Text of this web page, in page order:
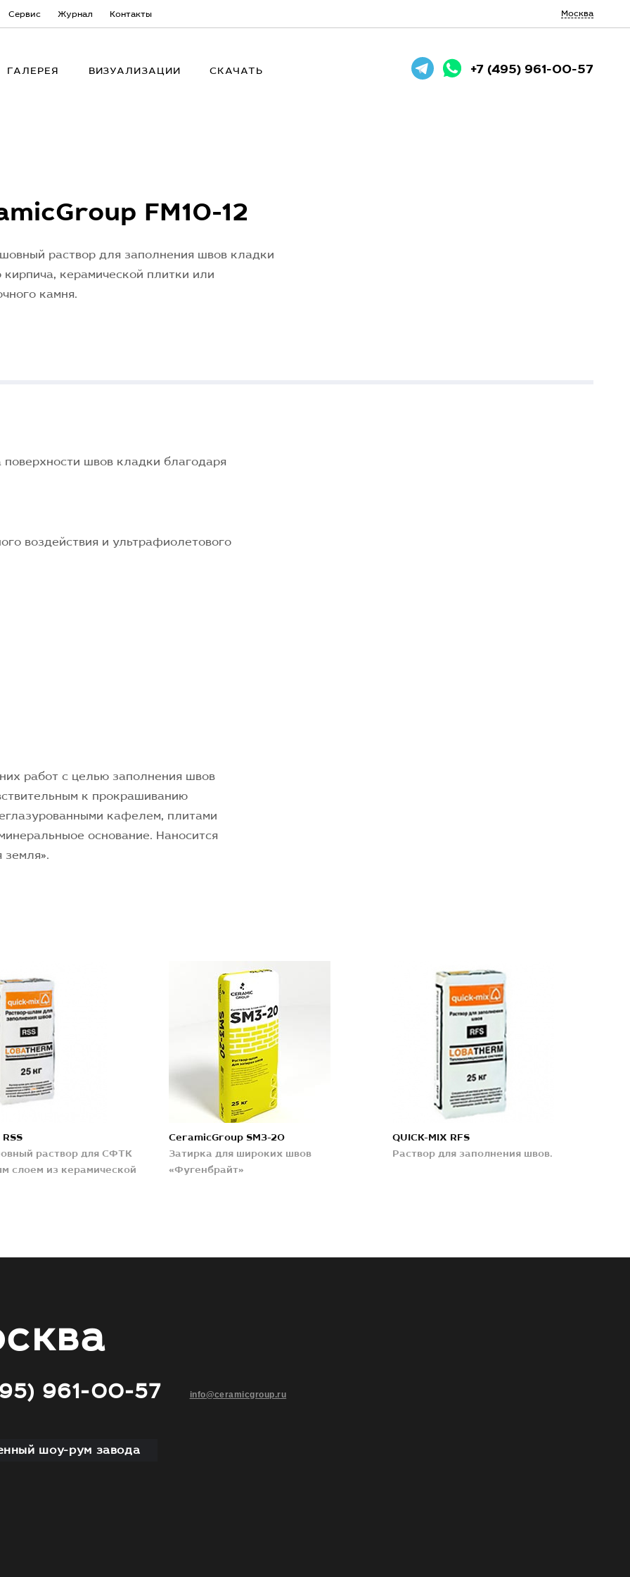
Сервис Журнал Контакты Москва
ГАЛЕРЕЯ ВИЗУАЛИЗАЦИИ СКАЧАТЬ +7 (495) 961-00-57
FM10-12
раствор для заполнения швов кладки
кирпича, керамической плитки или
камня.
швов кладки благодаря
воздействия и ультрафиолетового
работ с целью заполнения швов
к прокрашиванию
кафелем, плитами
основание. Наносится
раствор для СФТК
слоем из керамической
CeramicGroup SM3-20
Затирка для широких швов
«Фугенбрайт»
QUICK-MIX RFS
Раствор для заполнения швов.
961-00-57 info@ceramicgroup.ru
шоу-рум завода